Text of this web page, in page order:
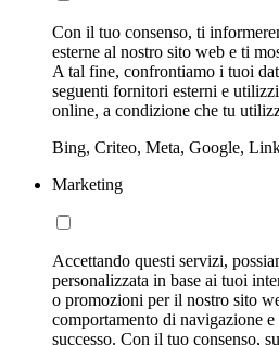
Con il tuo consenso, ti
esterne al nostro sito web e ti
A tal fine, confrontiamo i tuoi
seguenti fornitori esterni e
online, a condizione che tu
Bing, Criteo, Meta, Google,
Marketing
Accettando questi servizi,
personalizzata in base ai tuoi
o promozioni per il nostro sito
comportamento di navigazione
successo. Con il tuo consenso,